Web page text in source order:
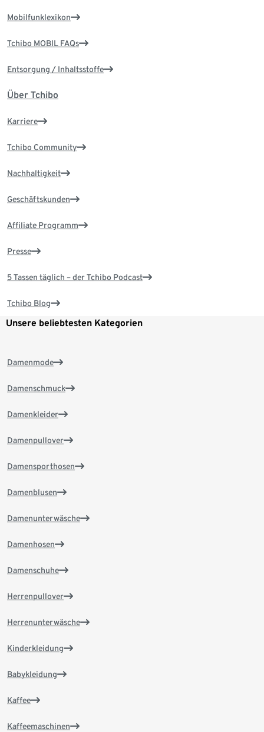
Mobilfunklexikon
Tchibo MOBIL FAQs
Entsorgung / Inhaltsstoffe
Über Tchibo
Karriere
Tchibo Community
Nachhaltigkeit
Geschäftskunden
Affiliate Programm
Presse
5 Tassen täglich – der Tchibo Podcast
Tchibo Blog
Unsere beliebtesten Kategorien
Damenmode
Damenschmuck
Damenkleider
Damenpullover
Damensporthosen
Damenblusen
Damenunterwäsche
Damenhosen
Damenschuhe
Herrenpullover
Herrenunterwäsche
Kinderkleidung
Babykleidung
Kaffee
Kaffeemaschinen